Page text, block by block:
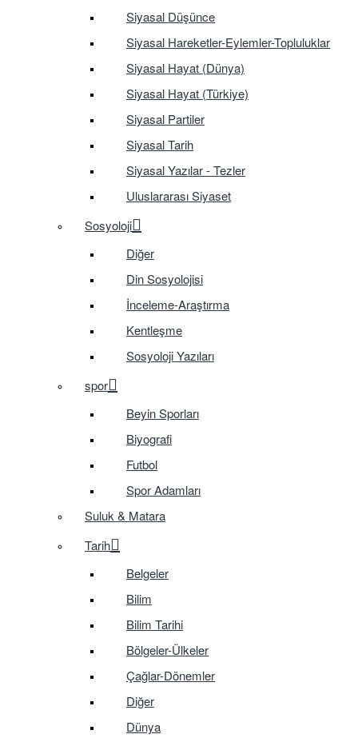
Siyasal Düşünce
Siyasal Hareketler-Eylemler-Topluluklar
Siyasal Hayat (Dünya)
Siyasal Hayat (Türkiye)
Siyasal Partiler
Siyasal Tarih
Siyasal Yazılar - Tezler
Uluslararası Siyaset
Sosyoloji
Diğer
Din Sosyolojisi
İnceleme-Araştırma
Kentleşme
Sosyoloji Yazıları
spor
Beyin Sporları
Biyografi
Futbol
Spor Adamları
Suluk & Matara
Tarih
Belgeler
Bilim
Bilim Tarihi
Bölgeler-Ülkeler
Çağlar-Dönemler
Diğer
Dünya